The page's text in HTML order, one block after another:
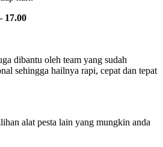
17.00
dibantu oleh team yang sudah
sehingga hailnya rapi, cepat dan tepat
alat pesta lain yang mungkin anda